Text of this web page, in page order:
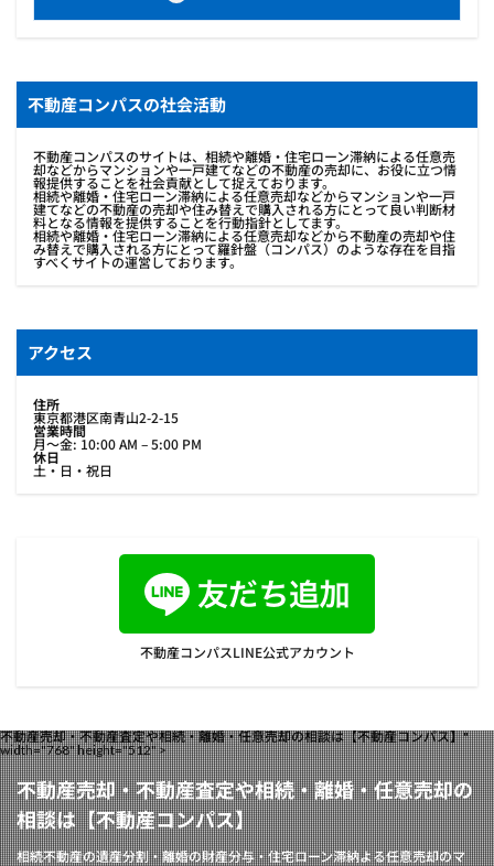
不動産コンパスの社会活動
不動産コンパスのサイトは、相続や離婚・住宅ローン滞納による任意売
却などからマンションや一戸建てなどの不動産の売却に、お役に立つ情
報提供することを社会貢献として捉えております。
相続や離婚・住宅ローン滞納による任意売却などからマンションや一戸
建てなどの不動産の売却や住み替えで購入される方にとって良い判断材
料となる情報を提供することを行動指針としてます。
相続や離婚・住宅ローン滞納による任意売却などから不動産の売却や住
み替えで購入される方にとって羅針盤（コンパス）のような存在を目指
すべくサイトの運営しております。
アクセス
住所
東京都港区南青山2-2-15
営業時間
月〜金: 10:00 AM – 5:00 PM
休日
土・日・祝日
不動産コンパスLINE公式アカウント
不動産売却・不動産査定や相続・離婚・任意売却の相談は【不動産コンパス】"
width="768" height="512" >
不動産売却・不動産査定や相続・離婚・任意売却の
相談は【不動産コンパス】
相続不動産の遺産分割・離婚の財産分与・住宅ローン滞納よる任意売却のマ